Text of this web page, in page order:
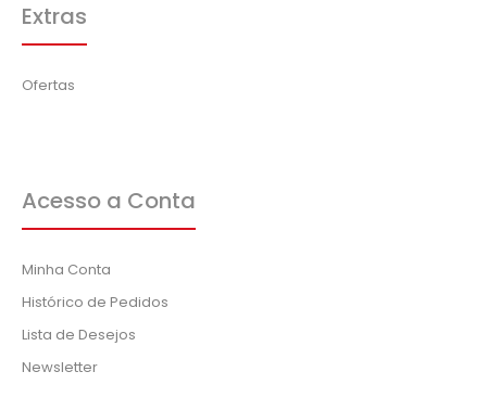
Extras
Ofertas
Acesso a Conta
Minha Conta
Histórico de Pedidos
Lista de Desejos
Newsletter